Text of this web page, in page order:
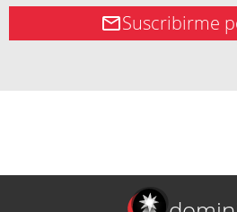
Suscribirme